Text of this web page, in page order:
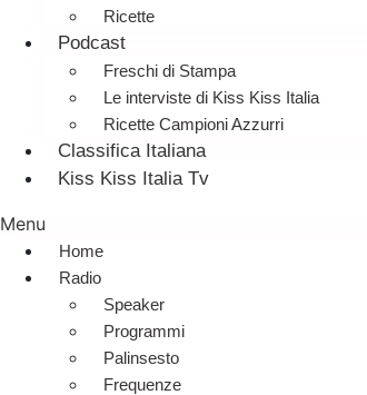
Ricette
Podcast
Freschi di Stampa
Le interviste di Kiss Kiss Italia
Ricette Campioni Azzurri
Classifica Italiana
Kiss Kiss Italia Tv
Menu
Home
Radio
Speaker
Programmi
Palinsesto
Frequenze